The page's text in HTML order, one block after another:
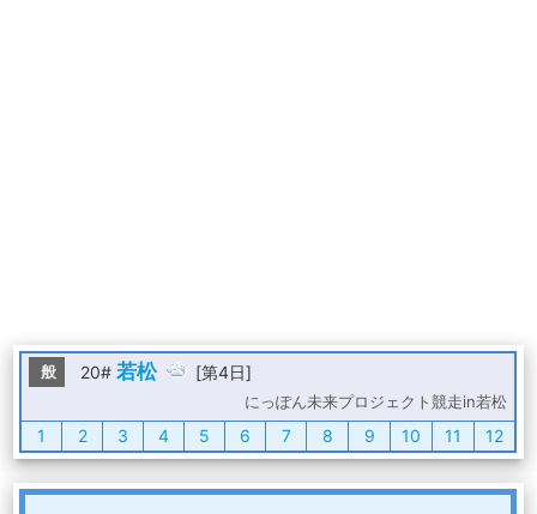
般 20#若松 [第4日]
にっぽん未来プロジェクト競走in若松
1 2 3 4 5 6 7 8 9 10 11 12